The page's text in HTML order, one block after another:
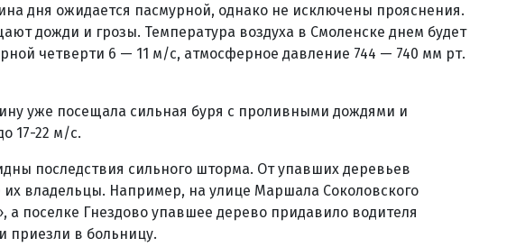
дня ожидается пасмурной, однако не исключены прояснения.
дожди и грозы. Температура воздуха в Смоленске днем будет
четверти 6 — 11 м/с, атмосферное давление 744 — 740 мм рт.
уже посещала сильная буря с проливными дождями и
17-22 м/с.
последствия сильного шторма. От упавших деревьев
владельцы. Например, на улице Маршала Соколовского
а поселке Гнездово упавшее дерево придавило водителя
приезли в больницу.